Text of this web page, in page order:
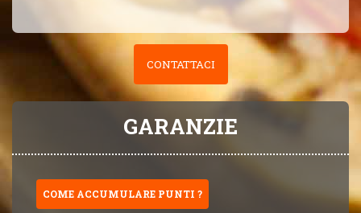
CONTATTACI
GARANZIE
COME ACCUMULARE PUNTI ?